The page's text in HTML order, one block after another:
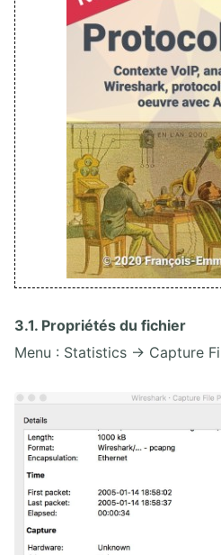
3.1. Propriétés du fichier
Menu : Statistics → Capture